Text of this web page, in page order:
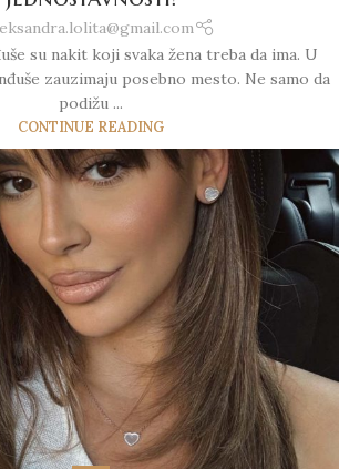
su nakit koji svaka žena treba da ima. U
zauzimaju posebno mesto. Ne samo da
podižu ...
CONTINUE READING